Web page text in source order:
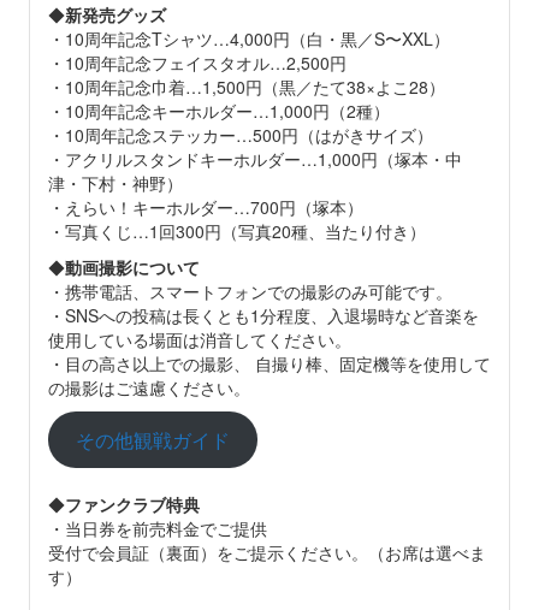
◆新発売グッズ
・10周年記念Tシャツ…4,000円（白・黒／S〜XXL）
・10周年記念フェイスタオル…2,500円
・10周年記念巾着…1,500円（黒／たて38×よこ28）
・10周年記念キーホルダー…1,000円（2種）
・10周年記念ステッカー…500円（はがきサイズ）
・アクリルスタンドキーホルダー…1,000円（塚本・中
津・下村・神野）
・えらい！キーホルダー…700円（塚本）
・写真くじ…1回300円（写真20種、当たり付き）
◆動画撮影について
・携帯電話、スマートフォンでの撮影のみ可能です。
・SNSへの投稿は長くとも1分程度、入退場時など音楽を
使用している場面は消音してください。
・目の高さ以上での撮影、 自撮り棒、固定機等を使用して
の撮影はご遠慮ください。
その他観戦ガイド
◆ファンクラブ特典
・当日券を前売料金でご提供
受付で会員証（裏面）をご提示ください。（お席は選べま
す）